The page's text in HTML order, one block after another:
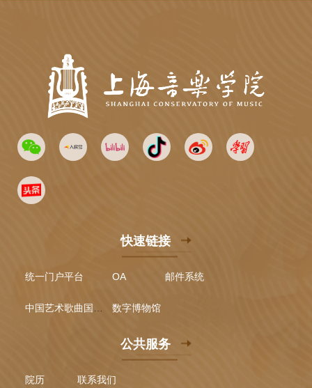
快速链接
统一门户平台 OA 邮件系统
中国艺术歌曲国际声乐比赛 数字博物馆
公共服务
院历 联系我们